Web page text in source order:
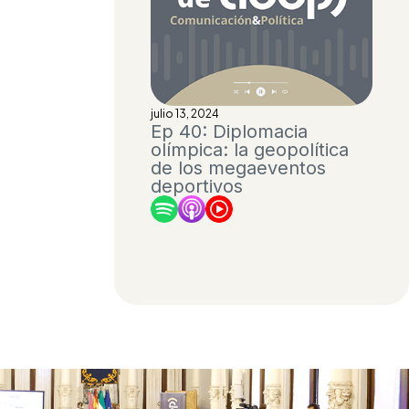
julio 13, 2024
Ep 40: Diplomacia
olímpica: la geopolítica
de los megaeventos
deportivos